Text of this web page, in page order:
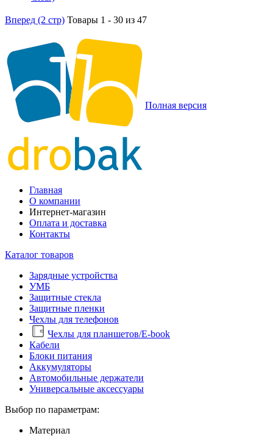
Вперед (2 стр) Товары 1 - 30 из 47
Полная версия
Главная
О компании
Интернет-магазин
Оплата и доставка
Контакты
Каталог товаров
Зарядные устройства
УМБ
Защитные стекла
Защитные пленки
Чехлы для телефонов
Чехлы для планшетов/E-book
Кабели
Блоки питания
Аккумуляторы
Автомобильные держатели
Универсальные аксессуары
Выбор по параметрам:
Материал